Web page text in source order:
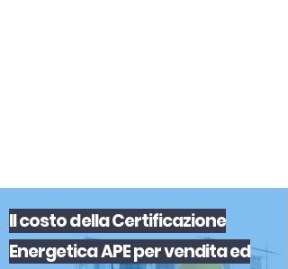
IlcostodellaCertificazione
Energetica APEpervenditaed